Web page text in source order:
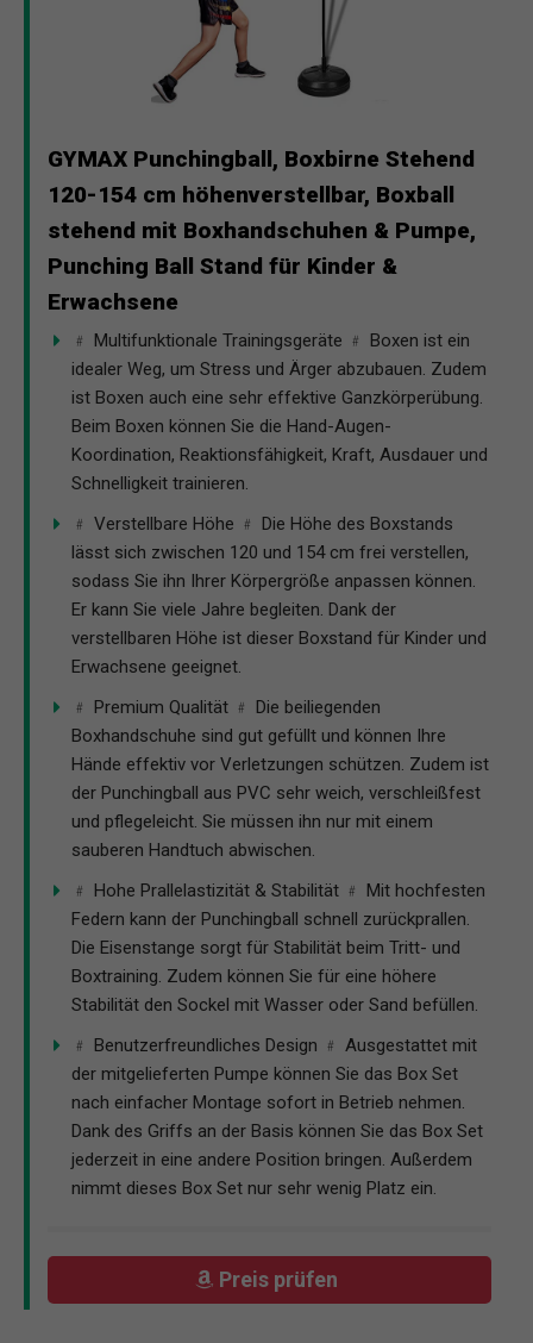
GYMAX Punchingball, Boxbirne Stehend
120-154 cm höhenverstellbar, Boxball
stehend mit Boxhandschuhen & Pumpe,
Punching Ball Stand für Kinder &
Erwachsene
﹟ Multifunktionale Trainingsgeräte ﹟ Boxen ist ein
idealer Weg, um Stress und Ärger abzubauen. Zudem
ist Boxen auch eine sehr effektive Ganzkörperübung.
Beim Boxen können Sie die Hand-Augen-
Koordination, Reaktionsfähigkeit, Kraft, Ausdauer und
Schnelligkeit trainieren.
﹟ Verstellbare Höhe ﹟ Die Höhe des Boxstands
lässt sich zwischen 120 und 154 cm frei verstellen,
sodass Sie ihn Ihrer Körpergröße anpassen können.
Er kann Sie viele Jahre begleiten. Dank der
verstellbaren Höhe ist dieser Boxstand für Kinder und
Erwachsene geeignet.
﹟ Premium Qualität ﹟ Die beiliegenden
Boxhandschuhe sind gut gefüllt und können Ihre
Hände effektiv vor Verletzungen schützen. Zudem ist
der Punchingball aus PVC sehr weich, verschleißfest
und pflegeleicht. Sie müssen ihn nur mit einem
sauberen Handtuch abwischen.
﹟ Hohe Prallelastizität & Stabilität ﹟ Mit hochfesten
Federn kann der Punchingball schnell zurückprallen.
Die Eisenstange sorgt für Stabilität beim Tritt- und
Boxtraining. Zudem können Sie für eine höhere
Stabilität den Sockel mit Wasser oder Sand befüllen.
﹟ Benutzerfreundliches Design ﹟ Ausgestattet mit
der mitgelieferten Pumpe können Sie das Box Set
nach einfacher Montage sofort in Betrieb nehmen.
Dank des Griffs an der Basis können Sie das Box Set
jederzeit in eine andere Position bringen. Außerdem
nimmt dieses Box Set nur sehr wenig Platz ein.
Preis prüfen